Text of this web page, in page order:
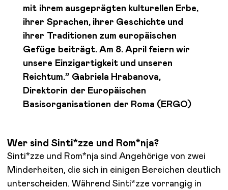
mit ihrem ausgeprägten kulturellen Erbe,
ihrer Sprachen, ihrer Geschichte und
ihrer Traditionen zum europäischen
Gefüge beiträgt. Am 8. April feiern wir
unsere Einzigartigkeit und unseren
Reichtum.” Gabriela Hrabanova,
Direktorin der Europäischen
Basisorganisationen der Roma (ERGO)
Wer sind Sinti*zze und Rom*nja?
Sinti*zze und Rom*nja sind Angehörige von zwei
Minderheiten, die sich in einigen Bereichen deutlich
unterscheiden. Während Sinti*zze vorrangig in